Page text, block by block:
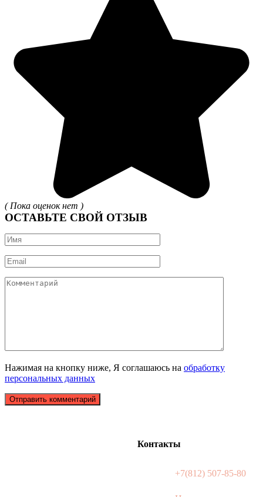
( Пока оценок нет )
ОСТАВЬТЕ СВОЙ ОТЗЫВ
Нажимая на кнопку ниже, Я соглашаюсь на обработку
персональных данных
Контакты
+7(812) 507-85-80